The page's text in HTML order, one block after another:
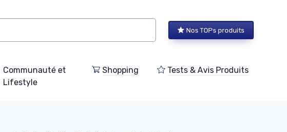
Nos TOPs produits
Communauté et
Lifestyle
Shopping Tests & Avis Produits